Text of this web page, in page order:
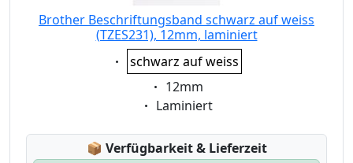
Brother Beschriftungsband schwarz auf weiss
(TZES231), 12mm, laminiert
Eigenschaft:
schwarz auf weiss
Eigenschaft:
12mm
Eigenschaft:
Laminiert
📦 Lagerstatus:
Verfügbarkeit & Lieferzeit